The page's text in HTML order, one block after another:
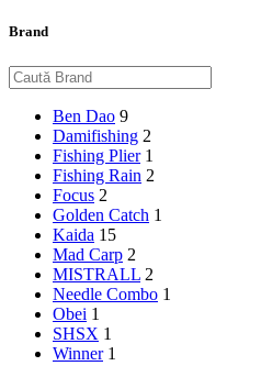
Brand
Ben Dao 9
Damifishing 2
Fishing Plier 1
Fishing Rain 2
Focus 2
Golden Catch 1
Kaida 15
Mad Carp 2
MISTRALL 2
Needle Combo 1
Obei 1
SHSX 1
Winner 1